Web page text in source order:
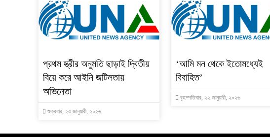
প্রথম স্ত্রীর অনুমতি ছাড়াই দ্বিতীয়
বিয়ে করে আইনি জটিলতায়
অভিনেতা
শুক্রবার, ২৩ জানুয়ারী, ২০২৬
‘আমি মন থেকে ইতোমধ্যেই
বিবাহিত’
বৃহস্পতিবার, ২২ জানুয়ারী, ২০২৬